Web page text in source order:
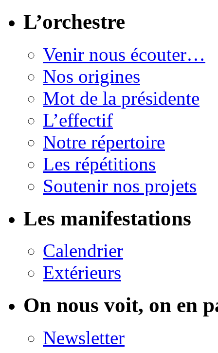
L’orchestre
Venir nous écouter…
Nos origines
Mot de la présidente
L’effectif
Notre répertoire
Les répétitions
Soutenir nos projets
Les manifestations
Calendrier
Extérieurs
On nous voit, on en
Newsletter